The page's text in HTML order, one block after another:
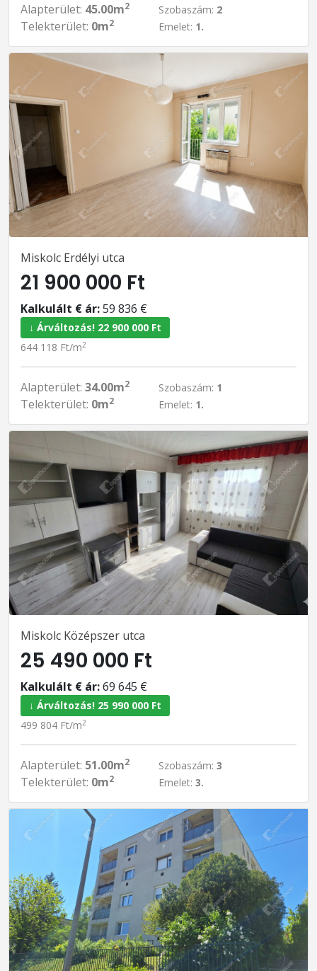
Alapterület: 45.00m2
Telekterület: 0m2
Szobaszám: 2
Emelet: 1.
Miskolc Erdélyi utca
21 900 000 Ft
Kalkulált € ár:59 836 €
↓ Árváltozás! 22 900 000 Ft
644 118 Ft/m2
Alapterület: 34.00m2
Telekterület: 0m2
Szobaszám: 1
Emelet: 1.
Miskolc Középszer utca
25 490 000 Ft
Kalkulált € ár:69 645 €
↓ Árváltozás! 25 990 000 Ft
499 804 Ft/m2
Alapterület: 51.00m2
Telekterület: 0m2
Szobaszám: 3
Emelet: 3.